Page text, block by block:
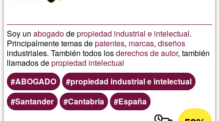
Soy unabogadodepropiedad industrial e intelectual.
Principalmente temas depatentes, marcas,diseños
industriales. También todos losderechos de autor, también
llamados depropiedad intelectual
ABOGADO
propiedad industrial e intelectual
Santander
Cantabria España